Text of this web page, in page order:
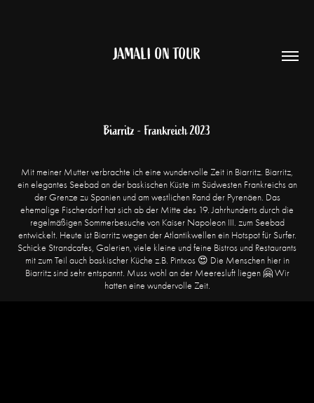
JAMALI ON TOUR
Biarritz - Frankreich 2023
Mit meiner Mutter verbrachte ich eine wundervolle Zeit in Biarritz. Biarritz,
ein elegantes Seebad an der baskischen Küste im Südwesten Frankreichs an
der Grenze zu Spanien und am westlichen Rand der Pyrenäen. Das
ehemalige Fischerdorf hat sich ab der Mitte des 19. Jahrhunderts durch die
regelmäßigen Sommerbesuche von Kaiser Napoleon III. zum Seebad
entwickelt. Heute ist Biarritz wegen der Atlantikwellen ein Hotspot für Surfer.
Schicke Strandcafes, Galerien, viele kleine und feine Bistros und Restaurants
mit zum Teil auch baskischer Küche z.B. Pintxos 😍 Die Menschen hier in
Biarritz sind sehr entspannt. Muss wohl an der Meeresluft liegen 🤗 Wir
hatten eine wundervolle Zeit.